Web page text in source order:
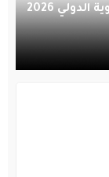
المملكة تستضيف أولمبياد العلوم النووية الدولي 2026